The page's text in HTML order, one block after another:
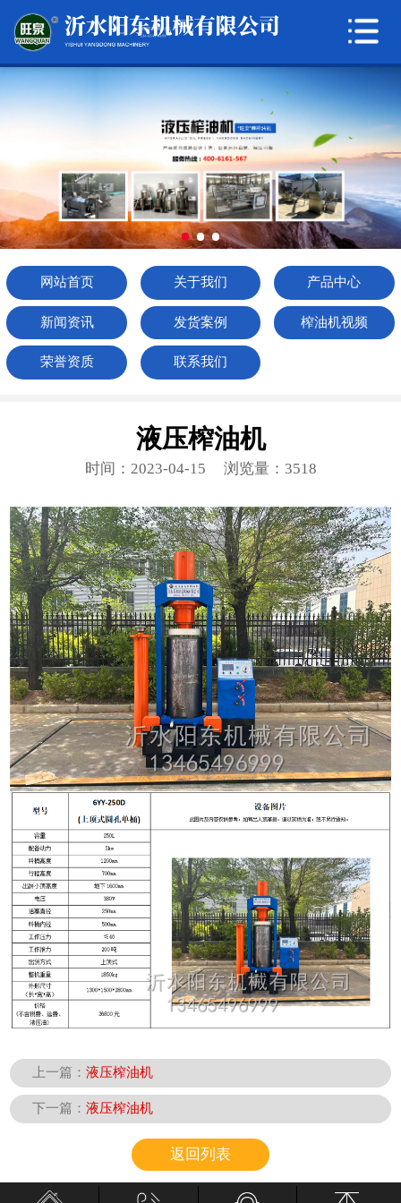
网站首页
关于我们
产品中心
新闻资讯
发货案例
榨油机视频
荣誉资质
联系我们
网站首页 关于我们 产品中心
新闻资讯 发货案例 榨油机视频
荣誉资质 联系我们
液压榨油机
时间：2023-04-15 浏览量：3518
上一篇：液压榨油机
下一篇：液压榨油机
返回列表